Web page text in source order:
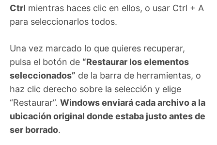
Ctrl mientras haces clic en ellos, o usar Ctrl + A
para seleccionarlos todos.
Una vez marcado lo que quieres recuperar,
pulsa el botón de “Restaurar los elementos
seleccionados” de la barra de herramientas, o
haz clic derecho sobre la selección y elige
“Restaurar”. Windows enviará cada archivo a la
ubicación original donde estaba justo antes de
ser borrado.